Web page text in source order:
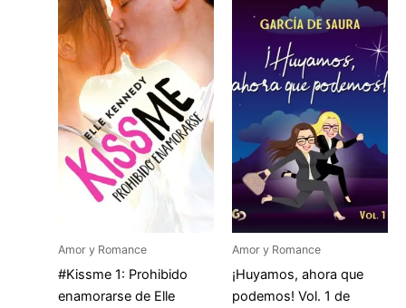
Amor y Romance
#Kissme 1: Prohibido
enamorarse de Elle
Amor y Romance
¡Huyamos, ahora que
podemos! Vol. 1 de